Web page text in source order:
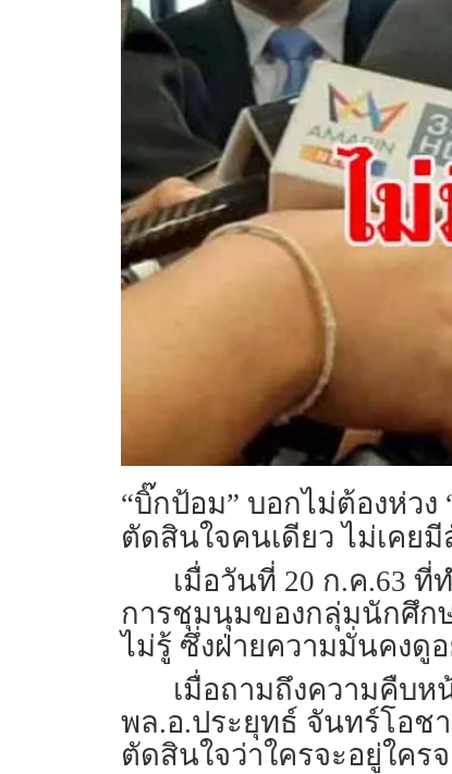
“บิ๊กป้อม” บอกไม่ต้องห่ว
ตัดสินใจคนเดียว ไม่เคย
เมื่อวันที่ 20 ก.ค.63
การชุมนุมของกลุ่มนักศึก
ไม่รู้ ซึ่งฝ่ายความมั่นคงดูอ
เมื่อถามถึงความคืบห
พล.อ.ประยุทธ์ จันทร์โอช
ตัดสินใจว่าใครจะอยู่ใคร